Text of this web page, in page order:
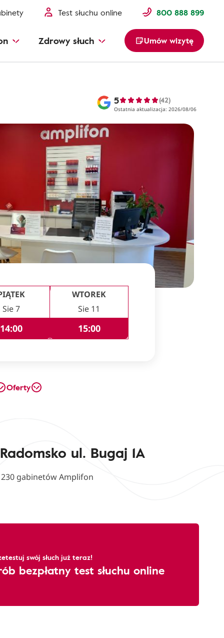
Test słuchu online 800 888 899
Zdrowy słuch Umów wizytę
5 (42)
Ostatnia aktualizacja: 2026/08/06
Sie 7
14:00
WTOREK
Sie 11
15:00
Oferty
ul. Bugaj 1A
gabinetów Amplifon
swój słuch już teraz!
bezpłatny test słuchu online